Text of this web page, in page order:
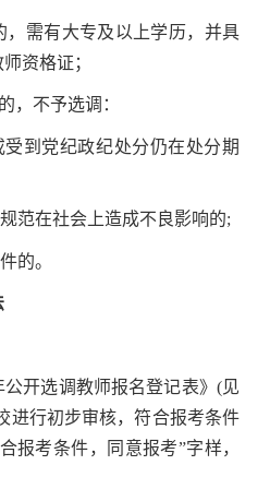
，需有大专及以上学历，并具
资格证；
，不予选调：
到党纪政纪处分仍在处分期
范在社会上造成不良影响的;
的。
公开选调教师报名登记表》(见
进行初步审核，符合报考条件
报考条件，同意报考”字样，